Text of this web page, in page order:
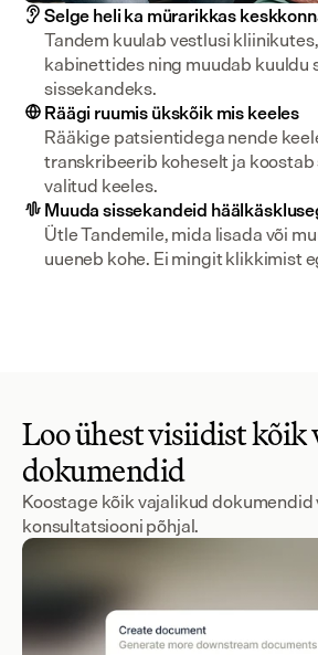
Selge heli ka mürarikkas
Tandem kuulab vestlusi
kabinettides ning muudab
sissekandeks.
Räägi ruumis ükskõik mis keeles
Rääkige patsientidega nende
transkribeerib koheselt ja
valitud keeles.
Muuda sissekandeid
Ütle Tandemile, mida lisada või
uueneb kohe. Ei mingit klikkimist
Loo ühest visiidist
dokumendid
Koostage kõik vajalikud dokumendid
konsultatsiooni põhjal.